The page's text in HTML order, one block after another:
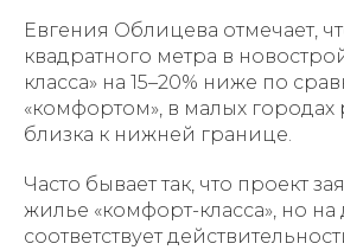
Евгения Облицева отмечает,
квадратного метра в
класса» на 15–20% ниже по
«комфортом», в малых городах
близка к нижней границе.
Часто бывает так, что проект
жилье «комфорт-класса», но на
соответствует